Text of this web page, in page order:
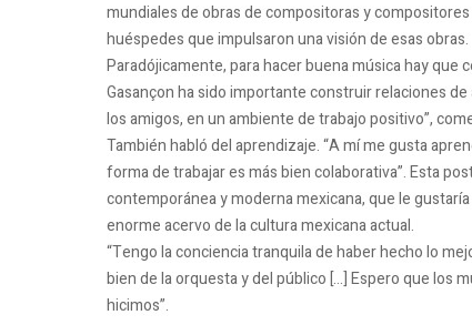
mundiales de obras de compositoras y
huéspedes que impulsaron una visión de esas obras.
Paradójicamente, para hacer buena música hay
Gasançon ha sido importante construir relaciones
los amigos, en un ambiente de trabajo positivo”,
También habló del aprendizaje. “A mí me gusta
forma de trabajar es más bien colaborativa”. Esta
contemporánea y moderna mexicana, que le
enorme acervo de la cultura mexicana actual.
“Tengo la conciencia tranquila de haber hecho lo
bien de la orquesta y del público […] Espero que los
hicimos”.